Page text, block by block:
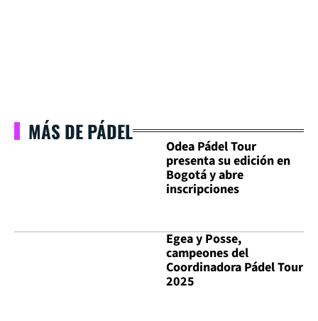
MÁS DE PÁDEL
Odea Pádel Tour
presenta su edición en
Bogotá y abre
inscripciones
Egea y Posse,
campeones del
Coordinadora Pádel Tour
2025